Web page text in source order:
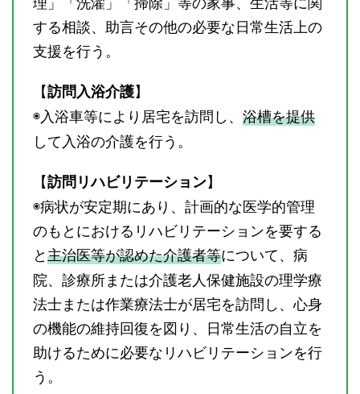
する相談、助言その他の必要な日常生活上の
支援を行う。
【訪問入浴介護】
◉入浴車等により居宅を訪問し、 浴槽を提供
して入浴の介護を行う。
【訪問リハビリテーション】
◉病状が安定期にあり、計画的な医学的管理
のもとにおけるリハビリテーションを要する
と主治医等が認めた介護者等について、病
院、診療所または介護老人保健施設の理学療
法士または作業療法士が居宅を訪問し、心身
の機能の維持回復を図り、日常生活の自立を
助けるために必要なリハビリテーションを行
う。